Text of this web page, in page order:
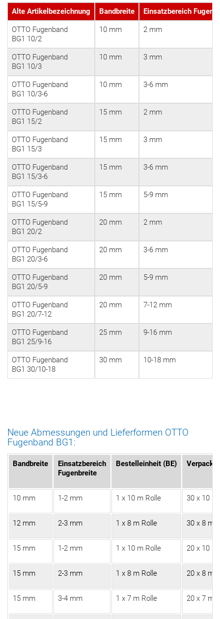
Alte Artikelbezeichnung Bandbreite Einsatzbereich
OTTO Fugenband
BG1 10/2
10 mm 2 mm
OTTO Fugenband
BG1 10/3
10 mm 3 mm
OTTO Fugenband
BG1 10/3-6
10 mm 3-6 mm
OTTO Fugenband
BG1 15/2
15 mm 2 mm
OTTO Fugenband
BG1 15/3
15 mm 3 mm
OTTO Fugenband
BG1 15/3-6
15 mm 3-6 mm
OTTO Fugenband
BG1 15/5-9
15 mm 5-9 mm
OTTO Fugenband
BG1 20/2
20 mm 2 mm
OTTO Fugenband
BG1 20/3-6
20 mm 3-6 mm
OTTO Fugenband
BG1 20/5-9
20 mm 5-9 mm
OTTO Fugenband
BG1 20/7-12
20 mm 7-12 mm
OTTO Fugenband
BG1 25/9-16
25 mm 9-16 mm
OTTO Fugenband
BG1 30/10-18
30 mm 10-18 mm
Neue Abmessungen und Lieferformen OTTO
Fugenband BG1:
Bandbreite
Einsatzbereich
Fugenbreite
Bestelleinheit (BE)
10 mm 1-2 mm 1 x 10 m Rolle 30 x 10 m
12 mm 2-3 mm 1 x 8 m Rolle 30 x 8 m
15 mm 1-2 mm 1 x 10 m Rolle 20 x 10 m
15 mm 2-3 mm 1 x 8 m Rolle 20 x 8 m
15 mm 3-4 mm 1 x 7 m Rolle 20 x 7 m